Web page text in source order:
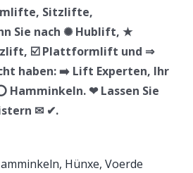
Sitzlifte,
Sie nach ✺ Hublift, ★
☑️ Plattformlift und ⇒
haben: ➡️ Lift Experten, Ihr
Hamminkeln. ❤ Lassen Sie
✉ ✔.